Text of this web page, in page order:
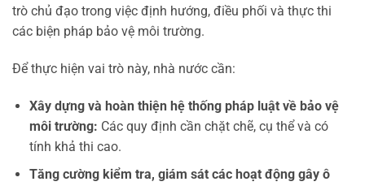
trò chủ đạo trong việc định hướng, điều phối và thực thi
các biện pháp bảo vệ môi trường.
Để thực hiện vai trò này, nhà nước cần:
Xây dựng và hoàn thiện hệ thống pháp luật về bảo vệ
môi trường: Các quy định cần chặt chẽ, cụ thể và có
tính khả thi cao.
Tăng cường kiểm tra, giám sát các hoạt động gây ô